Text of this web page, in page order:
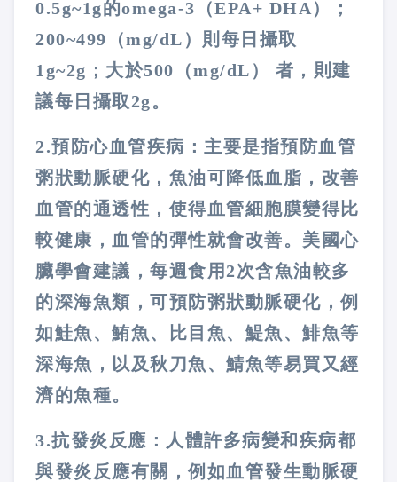
0.5g~1g的omega-3 （EPA+ DHA ）；
200~499 （mg/dL ）則每日攝取
1g~2g ；大於500 （mg/dL ）
者，則建
議每日攝取 2g。
2.預防心血管疾病：主要是指預防血管
粥狀動脈硬化，魚油可降低血脂，改善
血管的通透性，使得血管細胞膜變得比
較健康，血管的彈性就會改善。美國心
臟學會建議，每週食用 2次含魚油較多
的深海魚類，可預防粥狀動脈硬化，例
如鮭魚、鮪魚、比目魚、鯷魚、鯡魚等
深海魚，以及秋刀魚、鯖魚等易買又經
濟的魚種。
3.抗發炎反應：人體許多病變和疾病都
與發炎反應有關，例如血管發生動脈硬